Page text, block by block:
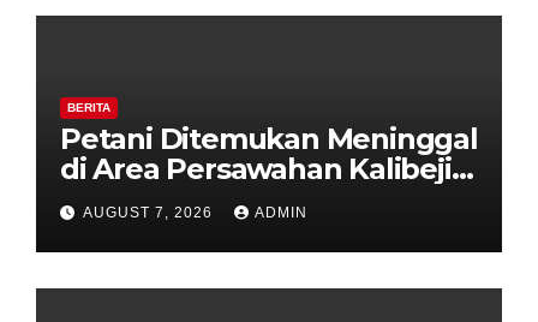
BERITA
Petani Ditemukan Meninggal
di Area Persawahan Kalibeji,
Polisi Pastikan Tidak Ada
Tanda Kekerasan
AUGUST 7, 2026 ADMIN